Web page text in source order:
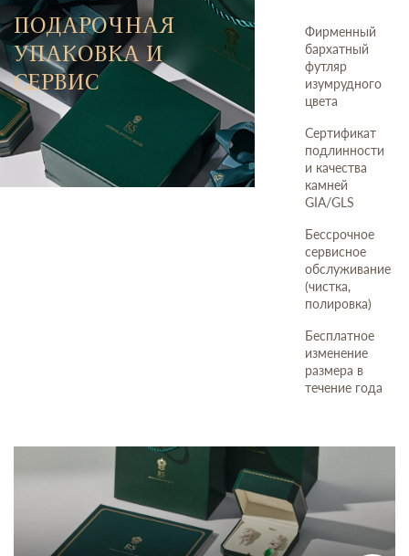
ПОДАРОЧНАЯ
УПАКОВКА И
СЕРВИС
Фирменный
бархатный
футляр
изумрудного
цвета
Сертификат
подлинности
и качества
камней
GIA/GLS
Бессрочное
сервисное
обслуживание
(чистка,
полировка)
Бесплатное
изменение
размера в
течение года